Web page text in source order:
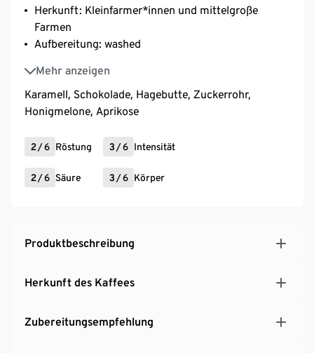
Herkunft: Kleinfarmer*innen und mittelgroße
Farmen
Aufbereitung: washed
Mehr anzeigen
Varietät: Caturra, Typica, Bourbon, Catuaí
Karamell, Schokolade, Hagebutte, Zuckerrohr,
Honigmelone, Aprikose
2 /6 Röstung 3 /6 Intensität
2 /6 Säure 3 /6 Körper
Produktbeschreibung
Herkunft des Kaffees
Zubereitungsempfehlung